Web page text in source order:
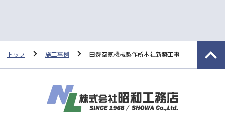
トップ 施工事例 田邊空気機械製作所本社新築工事